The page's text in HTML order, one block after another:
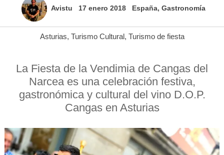
Avistu 17 enero 2018 España, Gastronomía
Asturias, Turismo Cultural, Turismo de fiesta
La Fiesta de la Vendimia de Cangas del
Narcea es una celebración festiva,
gastronómica y cultural del vino D.O.P.
Cangas en Asturias